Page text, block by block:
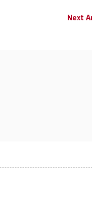
Next